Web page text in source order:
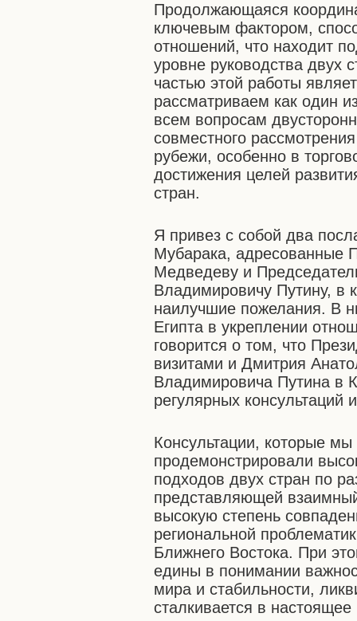
Продолжающаяся
ключевым фактором,
отношений, что находит
уровне руководства двух
частью этой работы
рассматриваем как один
всем вопросам
совместного
рубежи, особенно в
достижения целей
стран.
Я привез с собой два
Мубарака, адресованные
Медведеву и
Владимировичу Путину, в
наилучшие пожелания. В
Египта в укреплении
говорится о том, что
визитами и Дмитрия
Владимировича Путина в
регулярных
Консультации, которые
продемонстрировали
подходов двух стран по
представляющей
высокую степень
региональной
Ближнего Востока. При
едины в понимании
мира и стабильности,
сталкивается в